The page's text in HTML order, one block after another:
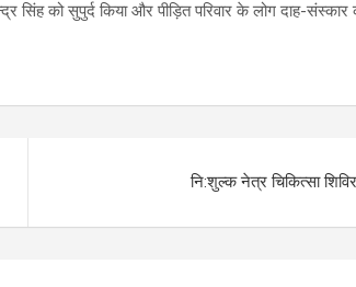
सिंह को सुपुर्द किया और पीड़ित परिवार के लोग दाह-
नि:शुल्क नेत्र चिकित्सा